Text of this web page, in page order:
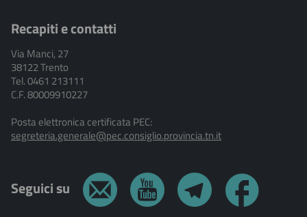
Recapiti e contatti
Via Manci, 27
38122 Trento
Tel. 0461 213111
C.F. 80009910227
Posta elettronica certificata PEC:
segreteria.generale@pec.consiglio.provincia.tn.it
Seguici su
Commissioni speciali